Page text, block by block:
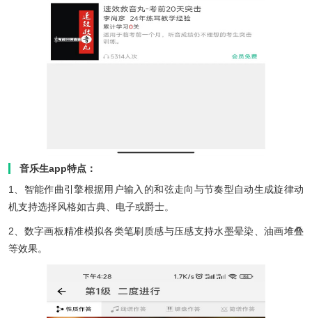
音乐生app特点：
1、智能作曲引擎根据用户输入的和弦走向与节奏型自动生成旋律动
机支持选择风格如古典、电子或爵士。
2、数字画板精准模拟各类笔刷质感与压感支持水墨晕染、油画堆叠
等效果。